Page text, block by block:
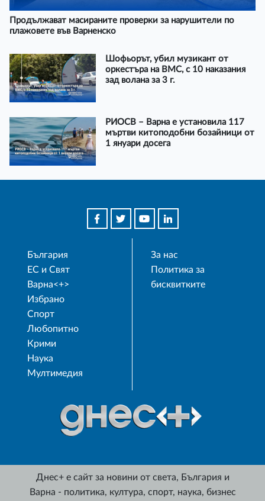
Продължават масираните проверки за нарушители по
плажовете във Варненско
Шофьорът, убил музикант от
оркестъра на ВМС, с 10 наказания
зад волана за 3 г.
РИОСВ – Варна е установила 117
мъртви китоподобни бозайници от
1 януари досега
България
ЕС и Свят
Варна<+>
Избрано
Спорт
Любопитно
Крими
Наука
Мултимедия
За нас
Политика за
бисквитките
Днес+ е сайт за новини от света, България и
Варна - политика, култура, спорт, наука, бизнес